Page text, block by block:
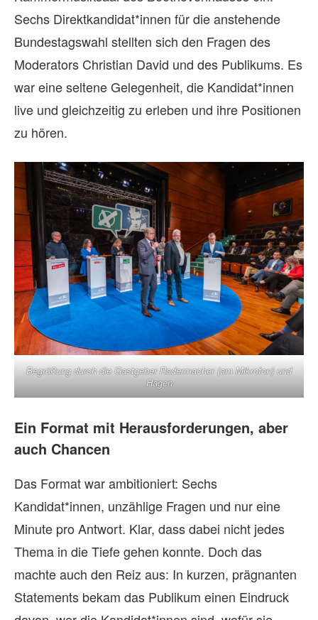
Sechs Direktkandidat*innen für die anstehende
Bundestagswahl stellten sich den Fragen des
Moderators Christian David und des Publikums. Es
war eine seltene Gelegenheit, die Kandidat*innen
live und gleichzeitig zu erleben und ihre Positionen
zu hören.
Begrüßung durch die Gastgeber Radermacher (am Mikrofon) und
Hagen
Ein Format mit Herausforderungen, aber
auch Chancen
Das Format war ambitioniert: Sechs
Kandidat*innen, unzählige Fragen und nur eine
Minute pro Antwort. Klar, dass dabei nicht jedes
Thema in die Tiefe gehen konnte. Doch das
machte auch den Reiz aus: In kurzen, prägnanten
Statements bekam das Publikum einen Eindruck